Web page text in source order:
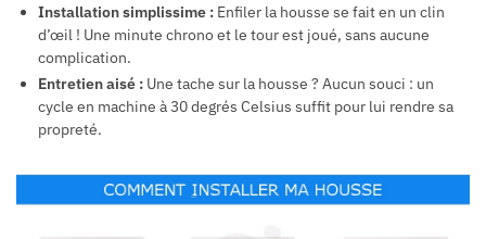
Installation simplissime : Enfiler la housse se fait en un clin
d’œil ! Une minute chrono et le tour est joué, sans aucune
complication.
Entretien aisé : Une tache sur la housse ? Aucun souci : un
cycle en machine à 30 degrés Celsius suffit pour lui rendre sa
propreté.